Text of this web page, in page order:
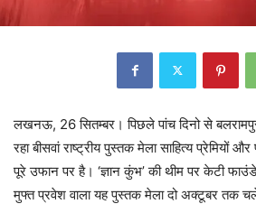
लखनऊ, 26 सितम्बर। पिछले पांच दिनो से
रहा बीसवां राष्ट्रीय पुस्तक मेला साहित्य प्रेमियों
पूरे उफान पर है। ‘ज्ञान कुंभ’ की थीम पर केटी
मुफ्त प्रवेश वाला यह पुस्तक मेला दो अक्टूबर तक